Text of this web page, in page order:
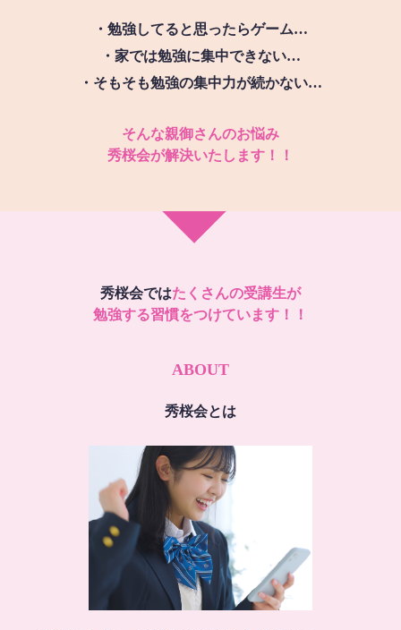
・勉強してると思ったらゲーム…
・家では勉強に集中できない…
・そもそも勉強の集中力が続かない…
そんな親御さんのお悩み
秀桜会が解決いたします！！
秀桜会ではたくさんの受講生が
勉強する習慣をつけています！！
ABOUT
秀桜会とは